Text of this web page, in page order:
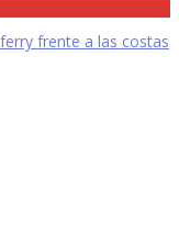
frente a las costas